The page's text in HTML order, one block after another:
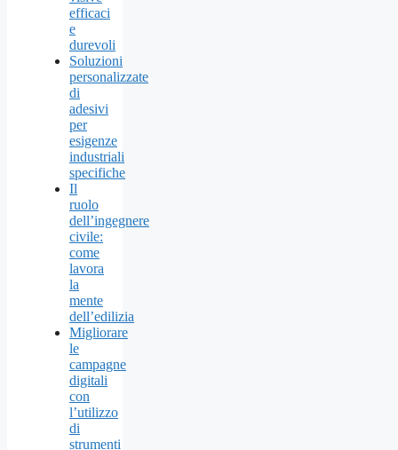
efficaci
e
durevoli
Soluzioni
personalizzate
di
adesivi
per
esigenze
industriali
specifiche
Il
ruolo
dell’ingegnere
civile:
come
lavora
la
mente
dell’edilizia
Migliorare
le
campagne
digitali
con
l’utilizzo
di
strumenti